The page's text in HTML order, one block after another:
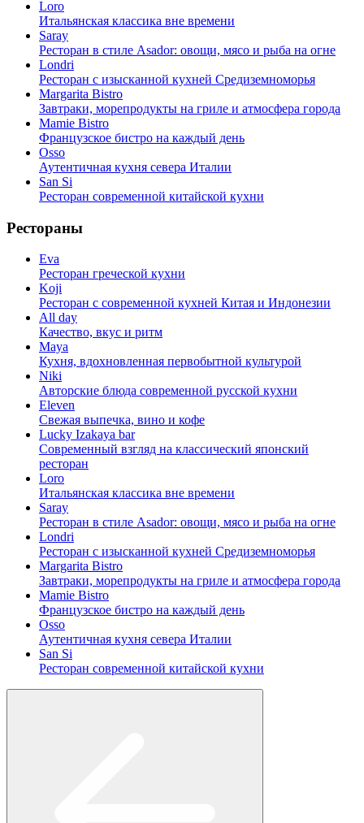
Loro
Итальянская классика вне времени
Saray
Ресторан в стиле Asador: овощи, мясо и рыба на огне
Londri
Ресторан с изысканной кухней Средиземноморья
Margarita Bistro
Завтраки, морепродукты на гриле и атмосфера города
Mamie Bistro
Французское бистро на каждый день
Osso
Аутентичная кухня севера Италии
San Si
Ресторан современной китайской кухни
Рестораны
Eva
Ресторан греческой кухни
Koji
Ресторан с cовременной кухней Китая и Индонезии
All day
Качество, вкус и ритм
Maya
Кухня, вдохновленная первобытной культурой
Niki
Авторские блюда современной русской кухни
Eleven
Свежая выпечка, вино и кофе
Lucky Izakaya bar
Современный взгляд на классический японский
ресторан
Loro
Итальянская классика вне времени
Saray
Ресторан в стиле Asador: овощи, мясо и рыба на огне
Londri
Ресторан с изысканной кухней Средиземноморья
Margarita Bistro
Завтраки, морепродукты на гриле и атмосфера города
Mamie Bistro
Французское бистро на каждый день
Osso
Аутентичная кухня севера Италии
San Si
Ресторан современной китайской кухни